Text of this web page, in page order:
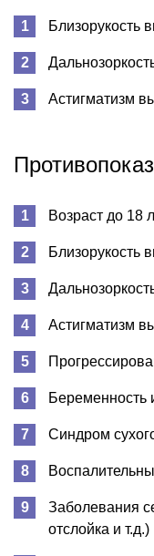
Близорукость
Астигматизм
Возраст до 18
Близорукость
Астигматизм
Беременность
Синдром
Заболевания
отслойка и т.д.)